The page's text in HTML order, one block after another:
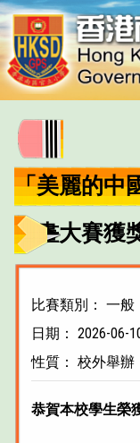
「美麗的中
繪畫大賽獲
比賽類別： 一般
日期： 2026-06-
性質： 校外舉辦
恭賀本校學生榮